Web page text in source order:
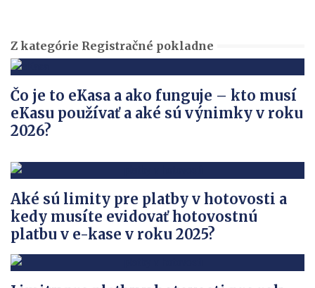
Z kategórie Registračné pokladne
Čo je to eKasa a ako funguje – kto musí
eKasu používať a aké sú výnimky v roku
2026?
Aké sú limity pre platby v hotovosti a
kedy musíte evidovať hotovostnú
platbu v e-kase v roku 2025?